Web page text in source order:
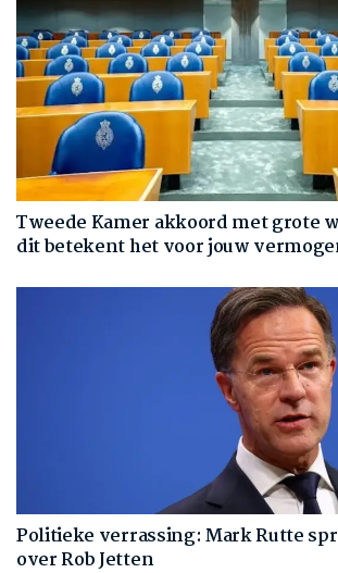
Tweede Kamer akkoord met grote
dit betekent het voor jouw
Politieke verrassing: Mark Rutte
over Rob Jetten